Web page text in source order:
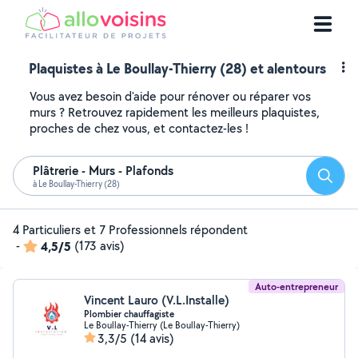
Plaquistes à Le Boullay-Thierry (28) et alentours
Vous avez besoin d'aide pour rénover ou réparer vos
murs ? Retrouvez rapidement les meilleurs plaquistes,
proches de chez vous, et contactez-les !
Plâtrerie - Murs - Plafonds
à Le Boullay-Thierry (28)
4 Particuliers et 7 Professionnels répondent
-
4,5/5 (173 avis)
Auto-entrepreneur
Vincent Lauro (V.L.Installe)
Plombier chauffagiste
Le Boullay-Thierry (Le Boullay-Thierry)
3,3/5 (14 avis)